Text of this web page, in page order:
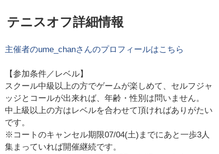
テニスオフ詳細情報
主催者のume_chanさんのプロフィールはこちら
【参加条件／レベル】
スクール中級以上の方でゲームが楽しめて、セルフジャ
ッジとコールが出来れば、年齢・性別は問いません。
中上級以上の方はレベルを合わせて頂ければありがたい
です。
※コートのキャンセル期限07/04(土)までにあと一歩3人
集まっていれば開催継続です。